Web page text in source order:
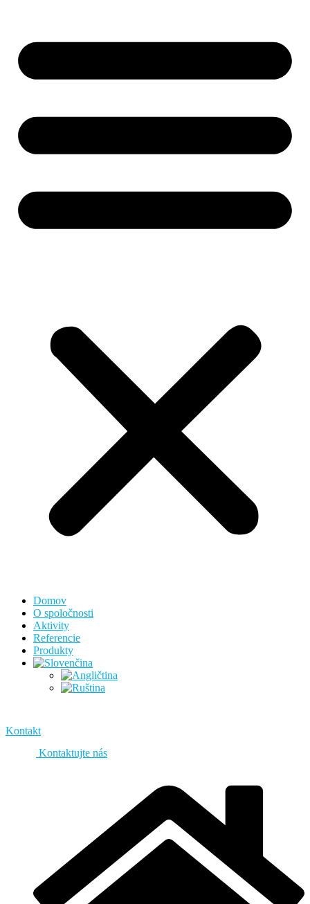
Domov
O spoločnosti
Aktivity
Referencie
Produkty
Kontakt
Kontaktujte nás